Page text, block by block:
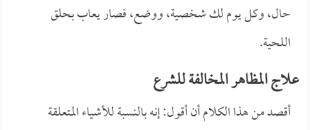
حال، وكل يوم لك شخصية، ووضع، فصار يعاب بحلق
اللحية.
علاج المظاهر المخالفة للشرع
أقصد من هذا الكلام أن أقول: إنه بالنسبة للأشياء المتعلقة